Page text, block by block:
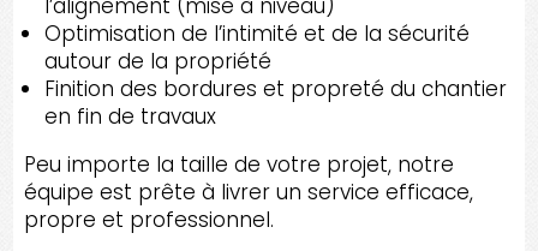
l’alignement (mise à niveau)
Optimisation de l’intimité et de la sécurité
autour de la propriété
Finition des bordures et propreté du chantier
en fin de travaux
Peu importe la taille de votre projet, notre
équipe est prête à livrer un service efficace,
propre et professionnel.